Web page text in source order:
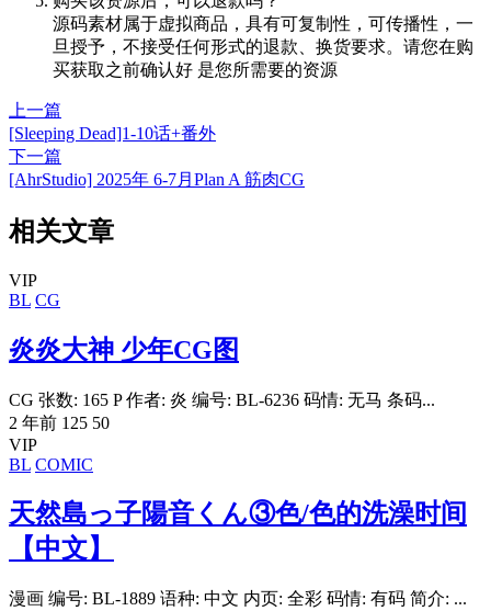
源码素材属于虚拟商品，具有可复制性，可传播性，一
旦授予，不接受任何形式的退款、换货要求。请您在购
买获取之前确认好 是您所需要的资源
上一篇
[Sleeping Dead]1-10话+番外
下一篇
[AhrStudio] 2025年 6-7月Plan A 筋肉CG
相关文章
VIP
BL CG
炎炎大神 少年CG图
CG 张数: 165 P 作者: 炎 编号: BL-6236 码情: 无马 条码...
2 年前 125 50
VIP
BL COMIC
天然島っ子陽音くん③色/色的洗澡时间
【中文】
漫画 编号: BL-1889 语种: 中文 内页: 全彩 码情: 有码 简介: ...